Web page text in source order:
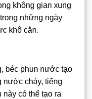
không gian xung
những ngày
khô cằn.
béc phun nước tạo
nước chảy, tiếng
này có thể tạo ra